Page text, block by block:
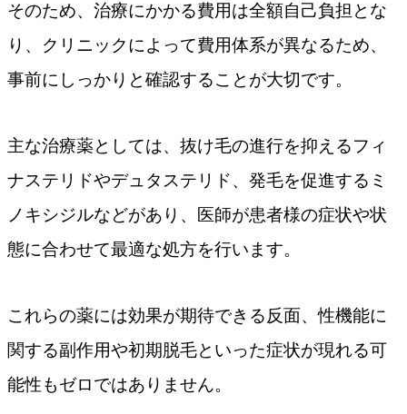
そのため、治療にかかる費用は全額自己負担とな
り、クリニックによって費用体系が異なるため、
事前にしっかりと確認することが大切です。
主な治療薬としては、抜け毛の進行を抑えるフィ
ナステリドやデュタステリド、発毛を促進するミ
ノキシジルなどがあり、医師が患者様の症状や状
態に合わせて最適な処方を行います。
これらの薬には効果が期待できる反面、性機能に
関する副作用や初期脱毛といった症状が現れる可
能性もゼロではありません。